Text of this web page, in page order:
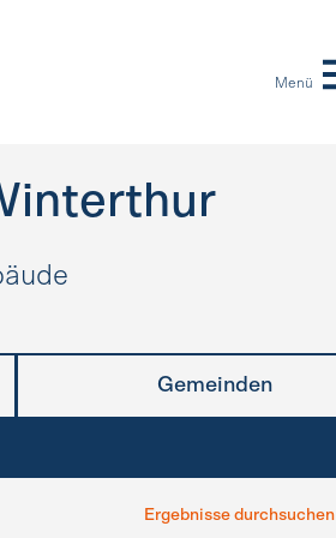
Menü
Gemeinden
Ergebnisse durchsuchen